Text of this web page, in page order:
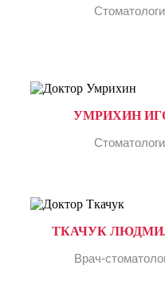
УМРИХИН
ТКАЧУК
Врач-